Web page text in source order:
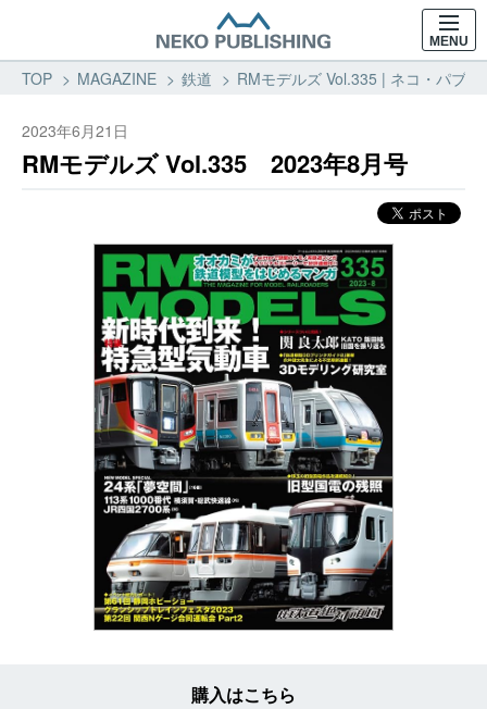
MENU
TOP MAGAZINE 鉄道 RMモデルズ Vol.335 | ネコ・パブ
2023年6月21日
RMモデルズ Vol.335 2023年8月号
購入はこちら